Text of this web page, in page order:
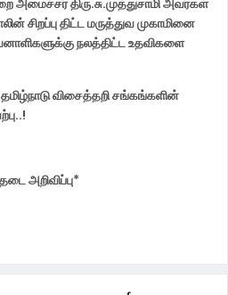
சிறப்பு திட்ட மருத்துவ முகாமினை
நலத்திட்ட உதவிகளை
தமிழ்நாடு விசைத்தறி சங்கங்களின்
அறிவிப்பு*